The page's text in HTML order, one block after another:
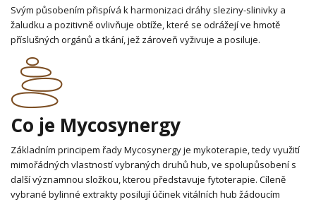
Svým působením přispívá k harmonizaci dráhy sleziny-slinivky a
žaludku a pozitivně ovlivňuje obtíže, které se odrážejí ve hmotě
příslušných orgánů a tkání, jež zároveň vyživuje a posiluje.
Co je Mycosynergy
Základním principem řady Mycosynergy je mykoterapie, tedy využití
mimořádných vlastností vybraných druhů hub, ve spolupůsobení s
další významnou složkou, kterou představuje fytoterapie. Cíleně
vybrané bylinné extrakty posilují účinek vitálních hub žádoucím